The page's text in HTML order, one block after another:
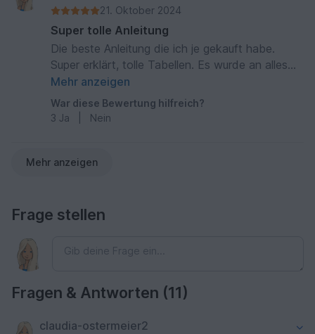
21. Oktober 2024
Super tolle Anleitung
Die beste Anleitung die ich je gekauft habe.
Super erklärt, tolle Tabellen. Es wurde an alles
gedacht. Vielen Dank. 😊
Mehr anzeigen
War diese Bewertung hilfreich?
3 Ja Nein
Mehr anzeigen
Frage stellen
Fragen & Antworten (11)
claudia-ostermeier2